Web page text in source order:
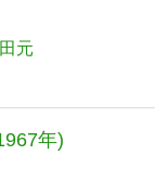
元
年)